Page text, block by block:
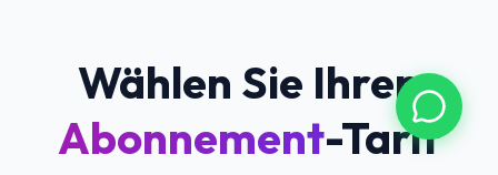
Wählen Sie Ihren
Abonnement-Tarif